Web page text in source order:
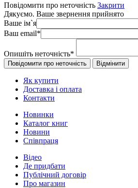
Повідомити про неточність Закрити
Дякуємо. Ваше звернення прийнято
Ваше ім`я
Ваш email*
Опишіть неточність*
Як купити
Доставка і оплата
Контакти
Новинки
Каталог книг
Новини
Співпраця
Відео
Де придбати
Публічний договір
Про магазин